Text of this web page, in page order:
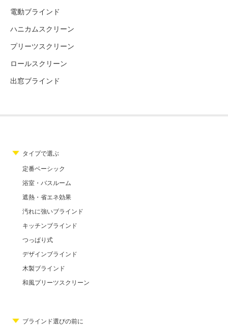
電動ブラインド
ハニカムスクリーン
プリーツスクリーン
ロールスクリーン
出窓ブラインド
タイプで選ぶ
定番ベーシック
浴室・バスルーム
遮熱・省エネ効果
汚れに強いブラインド
キッチンブラインド
つっぱり式
デザインブラインド
木製ブラインド
和風プリーツスクリーン
ブラインド選びの前に